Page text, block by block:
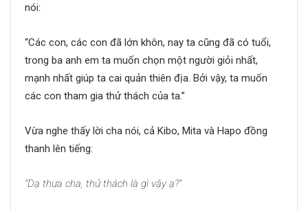
nói:
“Các con, các con đã lớn khôn, nay ta cũng đã có tuổi,
trong ba anh em ta muốn chọn một người giỏi nhất,
mạnh nhất giúp ta cai quản thiên địa. Bởi vậy, ta muốn
các con tham gia thử thách của ta.”
Vừa nghe thấy lời cha nói, cả Kibo, Mita và Hapo đồng
thanh lên tiếng:
“Dạ thưa cha, thử thách là gì vậy ạ?”